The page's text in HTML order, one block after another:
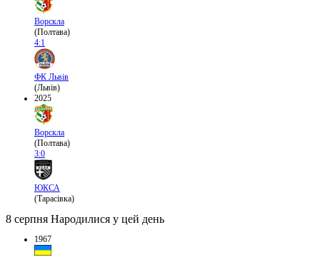
Ворскла
(Полтава)
4:1
ФК Львів
(Львів)
2025
Ворскла
(Полтава)
3:0
ЮКСА
(Тарасівка)
8 серпня Народилися у цей день
1967